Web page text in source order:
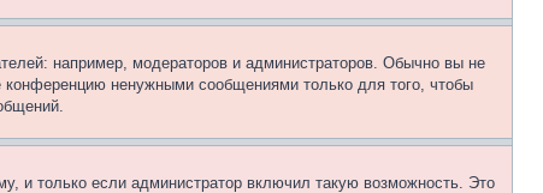
например, модераторов и администраторов. Обычно вы не
конференцию ненужными сообщениями только для того, чтобы
и только если администратор включил такую возможность. Это